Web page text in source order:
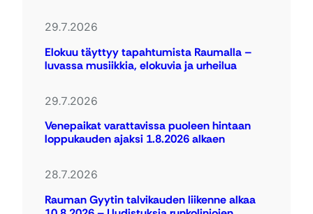
29.7.2026
Elokuu täyttyy tapahtumista Raumalla –
luvassa musiikkia, elokuvia ja urheilua
29.7.2026
Venepaikat varattavissa puoleen hintaan
loppukauden ajaksi 1.8.2026 alkaen
28.7.2026
Rauman Gyytin talvikauden liikenne alkaa